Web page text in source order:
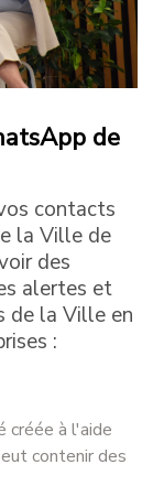
de
contacts
la Ville de
des
alertes et
de la Ville en
:
créée à l'aide
contenir des